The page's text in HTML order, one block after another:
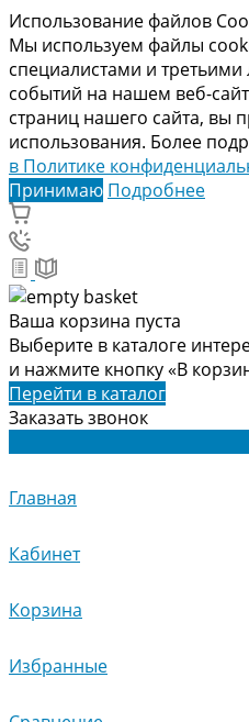
Использование файлов
Мы используем файлы
специалистами и
событий на нашем веб-
страниц нашего сайта, вы
использования. Более
в Политике
Принимаю Подробнее
Ваша корзина пуста
Выберите в каталоге
и нажмите кнопку «В
Перейти в каталог
Заказать звонок
Главная
Кабинет
Корзина
Избранные